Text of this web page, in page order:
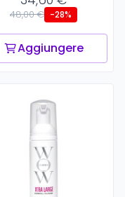
48,00 € -28%
Aggiungere